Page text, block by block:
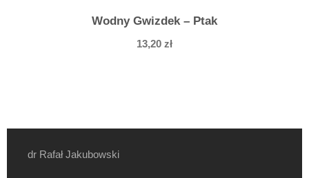
Wodny Gwizdek – Ptak
13,20 zł
dr Rafał Jakubowski